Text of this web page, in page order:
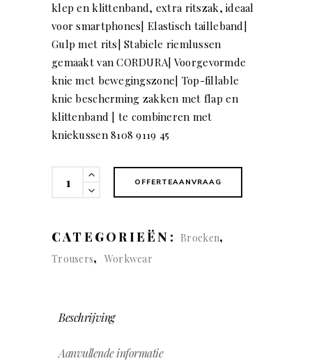
klep en klittenband, extra ritszak, ideaal
voor smartphones| Elastisch tailleband|
Gulp met rits| Stabiele riemlussen
gemaakt van CORDURA| Voorgevormde
knie met bewegingszone| Top-fillable
knie bescherming zakken met flap en
klittenband | te combineren met
kniekussen 8108 9119 45
KÜBLER
REFLECTIQ
OFFERTEAANVRAAG
CATEGORIEËN: Broeken,
Trousers, Workwear
Beschrijving
Aanvullende informatie